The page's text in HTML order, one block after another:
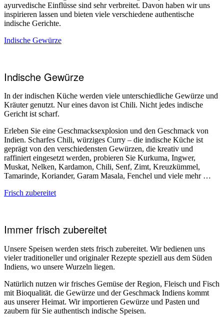
ayurvedische Einflüsse sind sehr verbreitet. Davon haben wir uns
inspirieren lassen und bieten viele verschiedene authentische
indische Gerichte.
Indische Gewürze
Indische Gewürze
In der indischen Küche werden viele unterschiedliche Gewürze und
Kräuter genutzt. Nur eines davon ist Chili. Nicht jedes indische
Gericht ist scharf.
Erleben Sie eine Geschmacksexplosion und den Geschmack von
Indien. Scharfes Chili, würziges Curry – die indische Küche ist
geprägt von den verschiedensten Gewürzen, die kreativ und
raffiniert eingesetzt werden, probieren Sie Kurkuma, Ingwer,
Muskat, Nelken, Kardamon, Chili, Senf, Zimt, Kreuzkümmel,
Tamarinde, Koriander, Garam Masala, Fenchel und viele mehr …
Frisch zubereitet
Immer frisch zubereitet
Unsere Speisen werden stets frisch zubereitet. Wir bedienen uns
vieler traditioneller und originaler Rezepte speziell aus dem Süden
Indiens, wo unsere Wurzeln liegen.
Natürlich nutzen wir frisches Gemüse der Region, Fleisch und Fisch
mit Bioqualität. die Gewürze und der Geschmack Indiens kommt
aus unserer Heimat. Wir importieren Gewürze und Pasten und
zaubern für Sie authentisch indische Speisen.